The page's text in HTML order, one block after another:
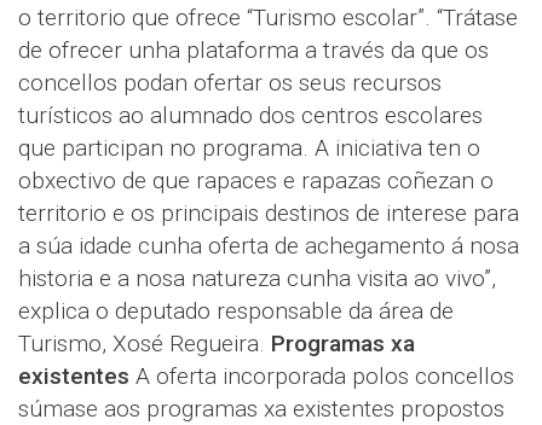
o territorio que ofrece “Turismo escolar”. “Trátase
de ofrecer unha plataforma a través da que os
concellos podan ofertar os seus recursos
turísticos ao alumnado dos centros escolares
que participan no programa. A iniciativa ten o
obxectivo de que rapaces e rapazas coñezan o
territorio e os principais destinos de interese para
a súa idade cunha oferta de achegamento á nosa
historia e a nosa natureza cunha visita ao vivo”,
explica o deputado responsable da área de
Turismo, Xosé Regueira. Programas xa
existentes A oferta incorporada polos concellos
súmase aos programas xa existentes propostos